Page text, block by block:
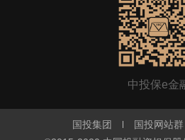
中投保e金
国投集团 国投网站群